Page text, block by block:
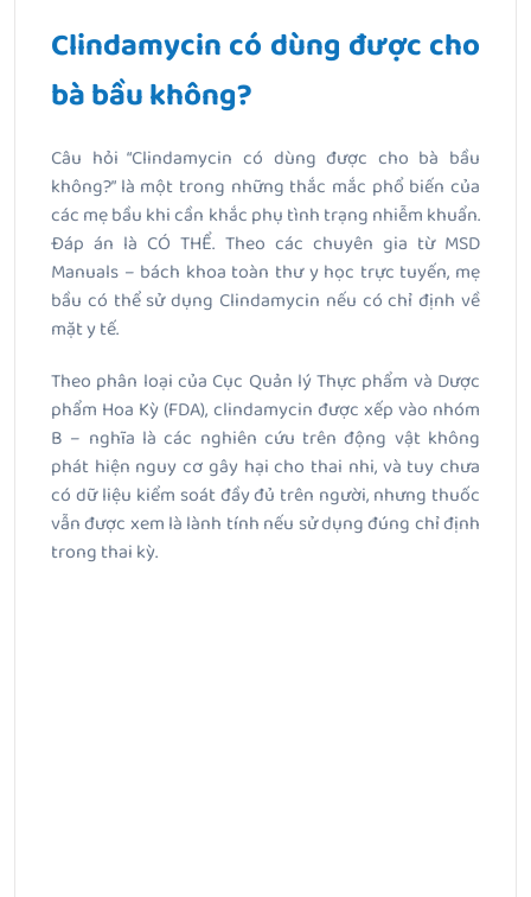
Clindamycin có dùng được cho
bà bầu không?
Câu hỏi “Clindamycin có dùng được cho bà bầu
không?” là một trong những thắc mắc phổ biến của
các mẹ bầu khi cần khắc phụ tình trạng nhiễm khuẩn.
Đáp án là CÓ THỂ. Theo các chuyên gia từ MSD
Manuals – bách khoa toàn thư y học trực tuyến, mẹ
bầu có thể sử dụng Clindamycin nếu có chỉ định về
mặt y tế.
Theo phân loại của Cục Quản lý Thực phẩm và Dược
phẩm Hoa Kỳ (FDA), clindamycin được xếp vào nhóm
B – nghĩa là các nghiên cứu trên động vật không
phát hiện nguy cơ gây hại cho thai nhi, và tuy chưa
có dữ liệu kiểm soát đầy đủ trên người, nhưng thuốc
vẫn được xem là lành tính nếu sử dụng đúng chỉ định
trong thai kỳ.